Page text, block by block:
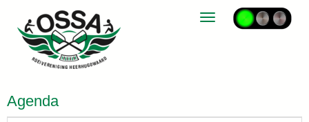
Toggle navigation
Agenda